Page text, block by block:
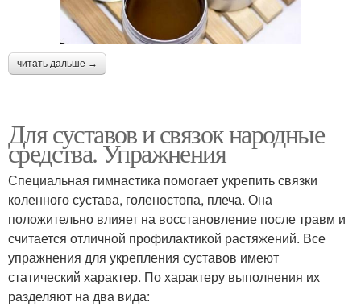
читать дальше →
Для суставов и связок народные
средства. Упражнения
Специальная гимнастика помогает укрепить связки
коленного сустава, голеностопа, плеча. Она
положительно влияет на восстановление после травм и
считается отличной профилактикой растяжений. Все
упражнения для укрепления суставов имеют
статический характер. По характеру выполнения их
разделяют на два вида: